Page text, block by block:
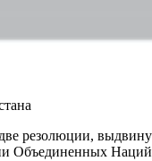
резолюции,
Объединенных